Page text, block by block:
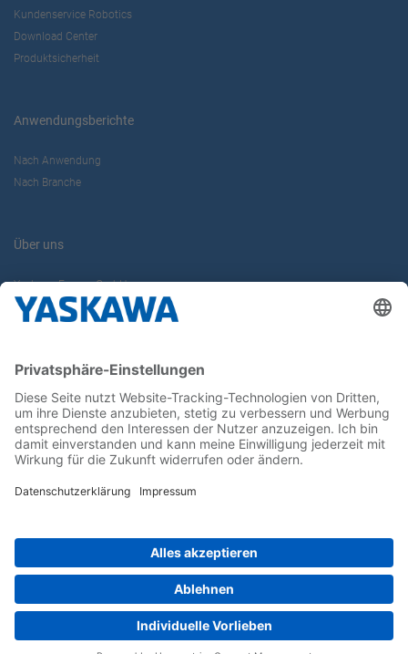
Kundenservice Robotics
Download Center
Produktsicherheit
Anwendungsberichte
Nach Anwendung
Nach Branche
Über uns
Yaskawa Europe GmbH
Karriere
Newsletter
Follow us on...
Home Impressum Privacy
Cookie Choices
Whistleblowing